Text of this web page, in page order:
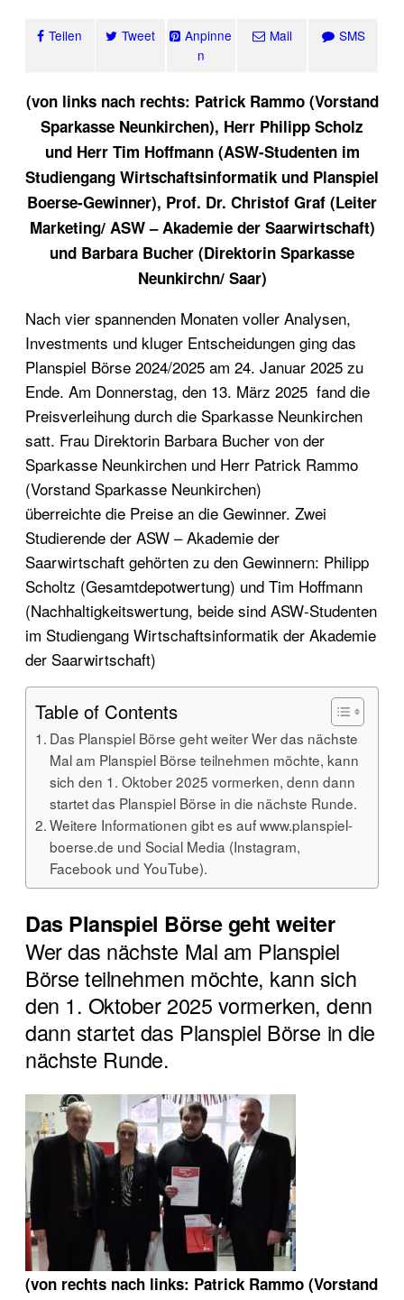
Teilen Tweet
Anpinne
n
Mail SMS
(von links nach rechts: Patrick Rammo (Vorstand
Sparkasse Neunkirchen), Herr Philipp Scholz
und Herr Tim Hoffmann (ASW-Studenten im
Studiengang Wirtschaftsinformatik und Planspiel
Boerse-Gewinner), Prof. Dr. Christof Graf (Leiter
Marketing/ ASW – Akademie der Saarwirtschaft)
und Barbara Bucher (Direktorin Sparkasse
Neunkirchn/ Saar)
Nach vier spannenden Monaten voller Analysen,
Investments und kluger Entscheidungen ging das
Planspiel Börse 2024/2025 am 24. Januar 2025 zu
Ende. Am Donnerstag, den 13. März 2025 fand die
Preisverleihung durch die Sparkasse Neunkirchen
satt. Frau Direktorin Barbara Bucher von der
Sparkasse Neunkirchen und Herr Patrick Rammo
(Vorstand Sparkasse Neunkirchen)
überreichte die Preise an die Gewinner. Zwei
Studierende der ASW – Akademie der
Saarwirtschaft gehörten zu den Gewinnern: Philipp
Scholtz (Gesamtdepotwertung) und Tim Hoffmann
(Nachhaltigkeitswertung, beide sind ASW-Studenten
im Studiengang Wirtschaftsinformatik der Akademie
der Saarwirtschaft)
Table of Contents
Das Planspiel Börse geht weiter Wer das nächste
Mal am Planspiel Börse teilnehmen möchte, kann
sich den 1. Oktober 2025 vormerken, denn dann
startet das Planspiel Börse in die nächste Runde.
Weitere Informationen gibt es auf www.planspiel-
boerse.de und Social Media (Instagram,
Facebook und YouTube).
Das Planspiel Börse geht weiter
Wer das nächste Mal am Planspiel
Börse teilnehmen möchte, kann sich
den 1. Oktober 2025 vormerken, denn
dann startet das Planspiel Börse in die
nächste Runde.
(von rechts nach links: Patrick Rammo (Vorstand